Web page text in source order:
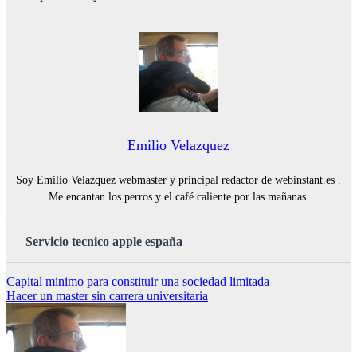
Emilio Velazquez
Soy Emilio Velazquez webmaster y principal redactor de webinstant.es .
Me encantan los perros y el café caliente por las mañanas.
Servicio tecnico apple españa
Navegación
de
entradas
Capital minimo para constituir una sociedad limitada
Hacer un master sin carrera universitaria